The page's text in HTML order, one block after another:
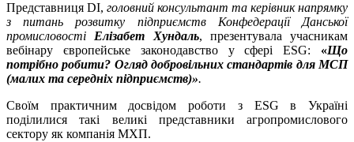
Представниця DI, головний консультант та керівник напрямку
з питань розвитку підприємств Конфедерації Данської
промисловості
Елізабет Хундаль, презентувала учасникам
вебінару європейське законодавство у сфері ESG: «Що
потрібно робити? Огляд добровільних стандартів для МСП
(малих та середніх підприємств)».
Своїм практичним досвідом роботи з ESG в Україні
поділилися такі великі представники агропромислового
сектору як компанія МХП.